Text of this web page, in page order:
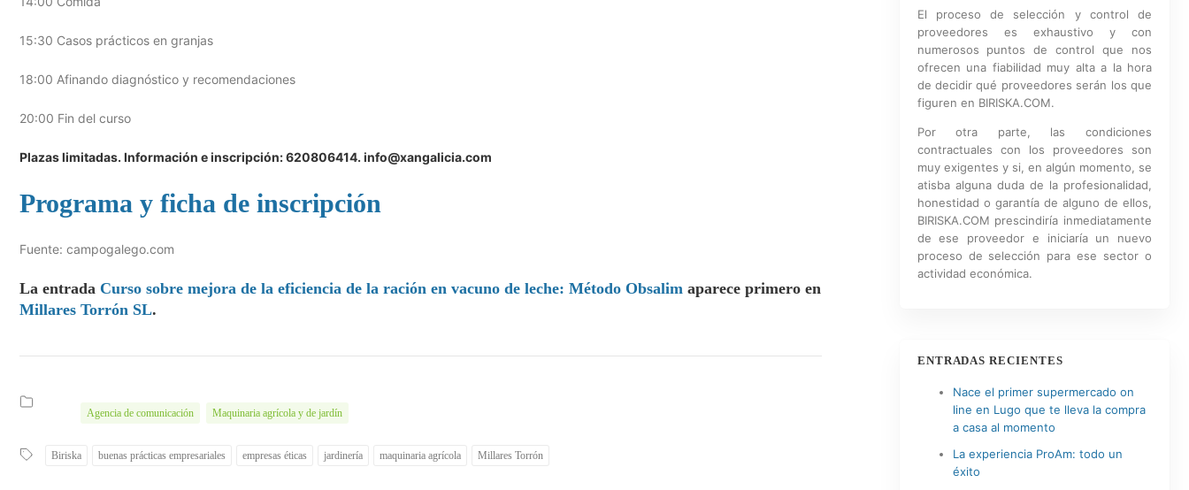
15:30 Casos prácticos en granjas
18:00 Afinando diagnóstico y recomendaciones
20:00 Fin del curso
Plazas limitadas. Información e inscripción: 620806414. info@xangalicia.com
Programa y ficha de inscripción
Fuente: campogalego.com
La entrada Curso sobre mejora de la eficiencia de la ración en vacuno de leche: Método Obsalim aparece primero en
Millares Torrón SL.
Agencia de comunicación Maquinaria agrícola y de jardín
Biriska buenas prácticas empresariales empresas éticas jardinería maquinaria agrícola Millares Torrón
El proceso de selección y control de
proveedores es exhaustivo y con
numerosos puntos de control que nos
ofrecen una fiabilidad muy alta a la hora
de decidir qué proveedores serán los que
figuren en BIRISKA.COM.
Por otra parte, las condiciones
contractuales con los proveedores son
muy exigentes y si, en algún momento, se
atisba alguna duda de la profesionalidad,
honestidad o garantía de alguno de ellos,
BIRISKA.COM prescindiría inmediatamente
de ese proveedor e iniciaría un nuevo
proceso de selección para ese sector o
actividad económica.
ENTRADAS RECIENTES
Nace el primer supermercado on
line en Lugo que te lleva la compra
a casa al momento
La experiencia ProAm: todo un
éxito